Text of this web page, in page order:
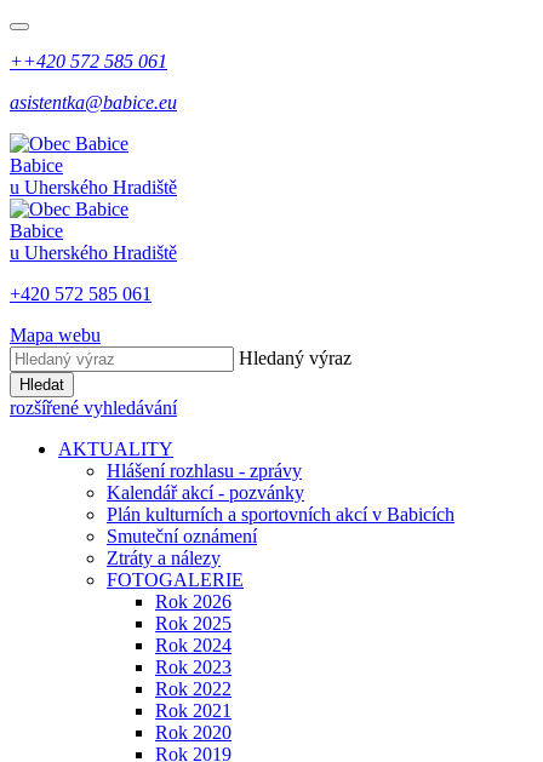
++420 572 585 061
asistentka@babice.eu
Babice
u Uherského Hradiště
Babice
u Uherského Hradiště
+420 572 585 061
Mapa webu
Hledaný výraz
Hledat
rozšířené vyhledávání
AKTUALITY
Hlášení rozhlasu - zprávy
Kalendář akcí - pozvánky
Plán kulturních a sportovních akcí v Babicích
Smuteční oznámení
Ztráty a nálezy
FOTOGALERIE
Rok 2026
Rok 2025
Rok 2024
Rok 2023
Rok 2022
Rok 2021
Rok 2020
Rok 2019